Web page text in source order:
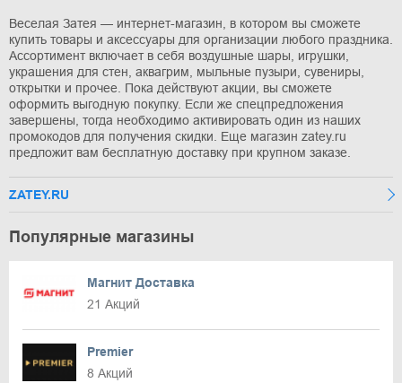
Веселая Затея — интернет-магазин, в котором вы сможете
купить товары и аксессуары для организации любого праздника.
Ассортимент включает в себя воздушные шары, игрушки,
украшения для стен, аквагрим, мыльные пузыри, сувениры,
открытки и прочее. Пока действуют акции, вы сможете
оформить выгодную покупку. Если же спецпредложения
завершены, тогда необходимо активировать один из наших
промокодов для получения скидки. Еще магазин zatey.ru
предложит вам бесплатную доставку при крупном заказе.
ZATEY.RU
Популярные магазины
Магнит Доставка
21 Акций
Premier
8 Акций